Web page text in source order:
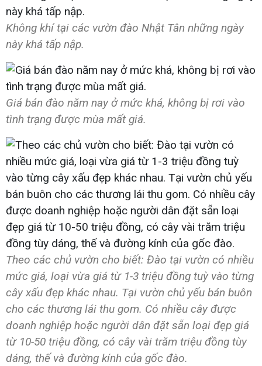
Không khí tại các vườn đào Nhật Tân những ngày
này khá tấp nập.
Giá bán đào năm nay ở mức khá, không bị rơi vào
tình trạng được mùa mất giá.
Theo các chủ vườn cho biết: Đào tại vườn có nhiều
mức giá, loại vừa giá từ 1-3 triệu đồng tuỳ vào từng
cây xấu đẹp khác nhau. Tại vườn chủ yếu bán buôn
cho các thương lái thu gom. Có nhiều cây được
doanh nghiệp hoặc người dân đặt sẵn loại đẹp giá
từ 10-50 triệu đồng, có cây vài trăm triệu đồng tùy
dáng, thế và đường kính của gốc đào.